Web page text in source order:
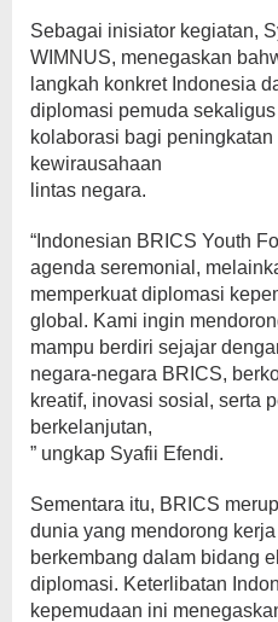
Sebagai inisiator kegiatan,
WIMNUS, menegaskan
langkah konkret Indonesia
diplomasi pemuda
kolaborasi bagi
kewirausahaan
lintas negara.
“Indonesian BRICS Youth
agenda seremonial,
memperkuat diplomasi
global. Kami ingin
mampu berdiri sejajar
negara-negara BRICS,
kreatif, inovasi sosial, serta
berkelanjutan,
” ungkap Syafii Efendi.
Sementara itu, BRICS
dunia yang mendorong
berkembang dalam bidang
diplomasi. Keterlibatan
kepemudaan ini